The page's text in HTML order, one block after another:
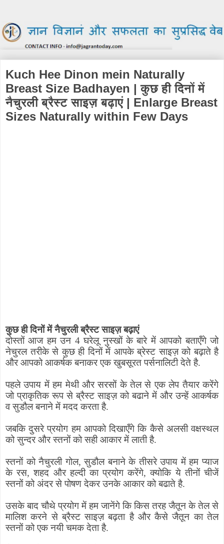
Kuch Hee Dinon mein Naturally
Breast Size Badhayen | कुछ ही दिनों में
नैचुरली ब्रैस्ट साइज़ बढ़ाएं | Enlarge Breast
Sizes Naturally within Few Days
कुछ ही दिनों में नैचुरली ब्रैस्ट साइज़ बढ़ाएं
दोस्तों आज हम उन 4 घरेलू नुस्खों के बारे में आपको बताएँगे जो
नेचुरल तरीके से कुछ ही दिनों में आपके ब्रेस्ट साइज़ को बढ़ाते है
और आपको आकर्षक बनाकर एक खुबसूरत पर्सनालिटी देते है.
पहले उपाय में हम मेथी और सरसों के तेल से एक लेप तैयार करेंगे
जो प्राकृतिक रूप से ब्रैस्ट साइज़ को बढाने में और उन्हें आकर्षक
व सुडौल बनाने में मदद करता है.
जबकि दुसरे प्रयोग हम आपको दिखाएँगे कि कैसे अलसी वक्षस्थल
को सुन्दर और स्तनों को सही आकार में लाती है.
स्तनों को नैचुरली गोल,सुडौल बनाने के तीसरे उपाय में हम प्याज
के रस,शहद और हल्दी का प्रयोग करेंगे,क्योकि ये तीनों चीजें
स्तनों को अंदर से पोषण देकर उनके आकार को बढाते है.
उसके बाद चौथे प्रयोग में हम जानेंगे कि किस तरह जैतून के तेल से
मालिश करने से ब्रैस्ट साइज़ बढ़ता है और कैसे जैतून का तेल
स्तनों को एक नयी चमक देता है.